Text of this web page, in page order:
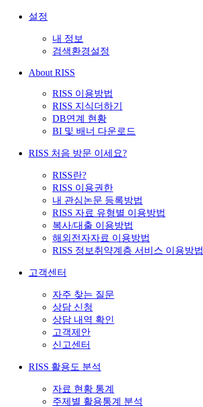
설정
내 정보
검색환경설정
About RISS
RISS 이용방법
RISS 지식더하기
DB연계 현황
BI 및 배너 다운로드
RISS 처음 방문 이세요?
RISS란?
RISS 이용권한
내 관심논문 등록방법
RISS 자료 유형별 이용방법
복사/대출 이용방법
해외전자자료 이용방법
RISS 정보취약계층 서비스 이용방법
고객센터
자주 찾는 질문
상담 신청
상담 내역 확인
고객제안
신고센터
RISS 활용도 분석
자료 현황 통계
주제별 활용통계 분석